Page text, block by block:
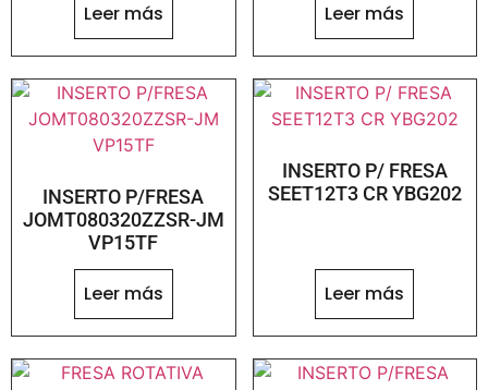
Leer más Leer más
INSERTO P/FRESA
JOMT080320ZZSR-JM
VP15TF
Leer más
INSERTO P/ FRESA
SEET12T3 CR YBG202
Leer más